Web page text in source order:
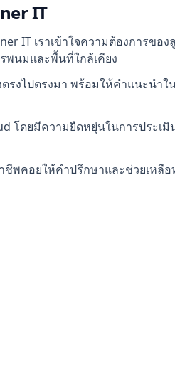
IT
IT เราเข้าใจความต้องการขอ
พนมและพื้นที่ใกล้เคียง
งไปตรงมา พร้อมให้คำแนะนำใ
โดยมีความยืดหยุ่นในการประเ
ชีพคอยให้คำปรึกษาและช่วยเห